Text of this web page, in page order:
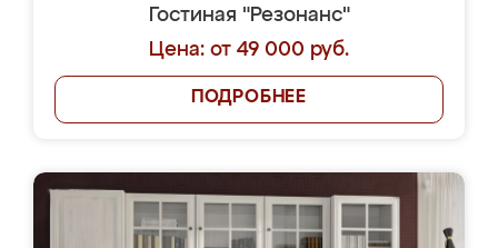
Гостиная "Резонанс"
Цена: от 49 000 руб.
ПОДРОБНЕЕ